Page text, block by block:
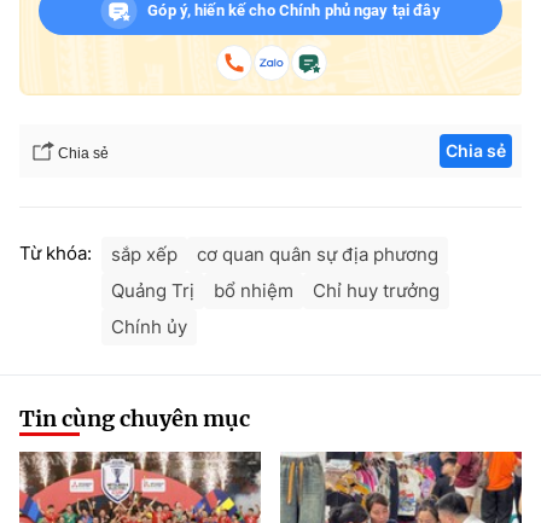
Góp ý, hiến kế cho Chính phủ ngay tại đây
Chia sẻ Chia sẻ
Từ khóa: sắp xếp
cơ quan quân sự địa phương
Quảng Trị
bổ nhiệm
Chỉ huy trưởng
Chính ủy
Tin cùng chuyên mục